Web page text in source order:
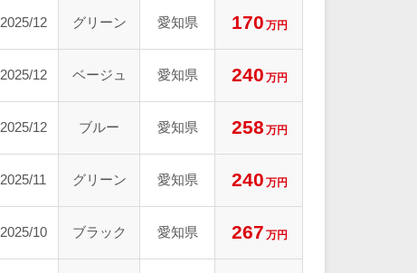
2025/12 グリーン 愛知県 170 万円
2025/12 ベージュ 愛知県 240 万円
2025/12 ブルー 愛知県 258 万円
2025/11 グリーン 愛知県 240 万円
2025/10 ブラック 愛知県 267 万円